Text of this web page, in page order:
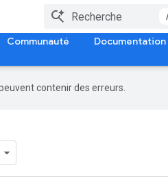
Communauté Documentation
contenir des erreurs.